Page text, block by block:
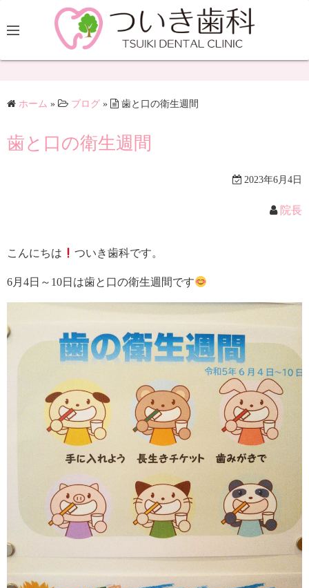
ホーム » ブログ » 歯と口の衛生週間
歯と口の衛生週間
2023年6月4日
院長
こんにちは ついき歯科です。
6月4日～10日は歯と口の衛生週間です